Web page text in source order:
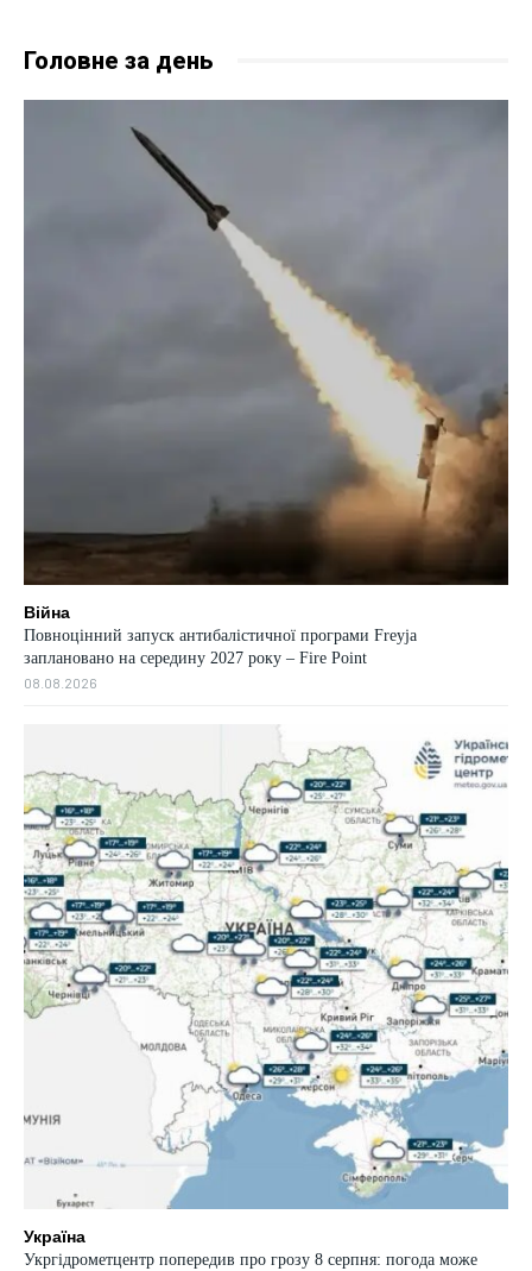
Головне за день
Війна
Повноцінний запуск антибалістичної програми Freyja
заплановано на середину 2027 року – Fire Point
08.08.2026
Україна
Укргідрометцентр попередив про грозу 8 серпня: погода може